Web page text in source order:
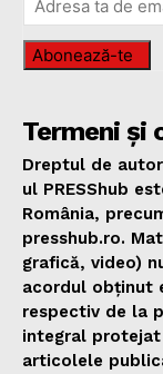
Abonează-te
Termeni și
Dreptul de
ul PRESShub
România,
presshub.ro.
grafică, video)
acordul obținut
respectiv de la
integral protejat
articolele